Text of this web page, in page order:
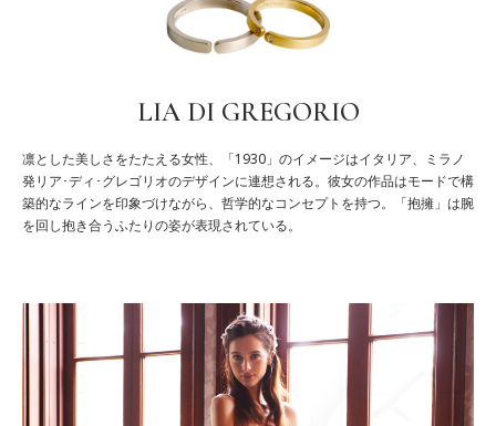
LIA DI GREGORIO
凛とした美しさをたたえる女性、「1930」のイメージはイタリア、ミラノ
発リア･ディ･グレゴリオのデザインに連想される。彼女の作品はモードで構
築的なラインを印象づけながら、哲学的なコンセプトを持つ。「抱擁」は腕
を回し抱き合うふたりの姿が表現されている。